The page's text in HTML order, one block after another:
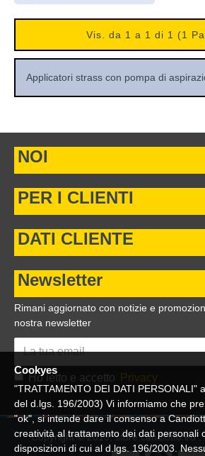
Applicatori strass con pompa di
Vis. da 1 a 1 di 1 (1
NOI
PER I CLIENTI
DATI CLIENTE
Newsletter
Rimani aggiornato con notizie e
nostra newsletter
Ho letto e accetto Privacy
Copyright © 2019, store.candiotto.eu ,
Cookyes
"TRATTAMENTO DEI DATI PERSONALI"
del d.lgs. 196/2003) Vi informiamo che
"ok", si intende dare il consenso a
creatività al trattamento dei dati personali
disposizioni di cui al d.lgs. 196/2003.